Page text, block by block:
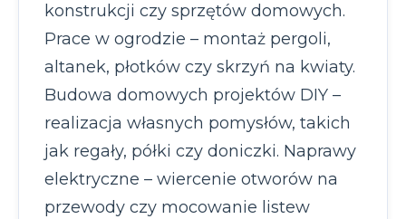
konstrukcji czy sprzętów domowych.
Prace w ogrodzie – montaż pergoli,
altanek, płotków czy skrzyń na kwiaty.
Budowa domowych projektów DIY –
realizacja własnych pomysłów, takich
jak regały, półki czy doniczki. Naprawy
elektryczne – wiercenie otworów na
przewody czy mocowanie listew